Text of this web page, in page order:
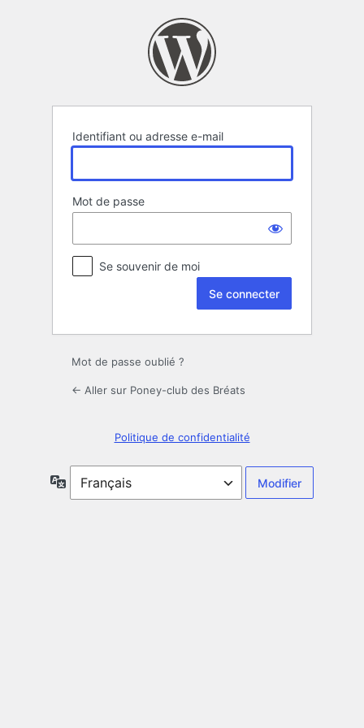
Identifiant ou adresse e-mail
Mot de passe
Se souvenir de moi
Mot de passe oublié ?
← Aller sur Poney-club des Bréats
Politique de confidentialité
Langue